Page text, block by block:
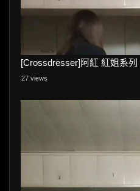
[Crossdresser]阿紅 紅姐系列
27 views